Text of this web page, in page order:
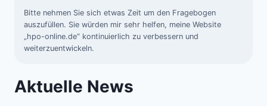
Bitte nehmen Sie sich etwas Zeit um den Fragebogen
auszufüllen. Sie würden mir sehr helfen, meine Website
„hpo-online.de“ kontinuierlich zu verbessern und
weiterzuentwickeln.
Aktuelle News